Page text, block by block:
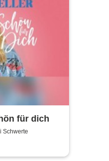
für dich
Schwerte